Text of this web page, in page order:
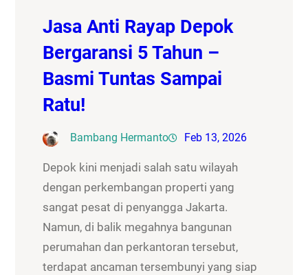
Jasa Anti Rayap Depok
Bergaransi 5 Tahun –
Basmi Tuntas Sampai
Ratu!
Bambang Hermanto Feb 13, 2026
Depok kini menjadi salah satu wilayah
dengan perkembangan properti yang
sangat pesat di penyangga Jakarta.
Namun, di balik megahnya bangunan
perumahan dan perkantoran tersebut,
terdapat ancaman tersembunyi yang siap